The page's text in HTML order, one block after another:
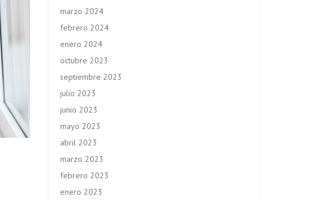
marzo 2024
febrero 2024
enero 2024
octubre 2023
septiembre 2023
julio 2023
junio 2023
mayo 2023
abril 2023
marzo 2023
febrero 2023
enero 2023